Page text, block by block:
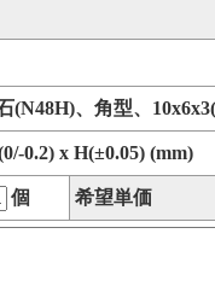
(N48H)、角型、
0.2) x H(±0.05) (mm)
個 希望単価